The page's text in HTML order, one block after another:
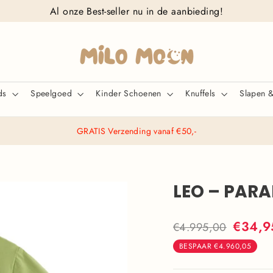
Al onze Best-seller nu in de aanbieding!
Speelgoed Kinder Schoenen Knuffels Slapen
GRATIS Verzending vanaf €50,-
LEO –
Normale
prijs
€4.995,00
BESPAAR€4.960,05